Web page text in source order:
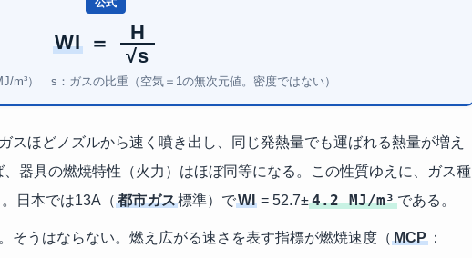
公式
WI ＝
H
√s
m³） s：ガスの比重（空気＝1の無次元値。密度ではない）
スほどノズルから速く噴き出し、同じ発熱量でも運ばれる熱量が増え
、器具の燃焼特性（火力）はほぼ同等になる。この性質ゆえに、ガス種
日本では13A（ 都市ガス標準）でWI = 52.7±4.2 MJ/m³ である。
そうはならない。燃え広がる速さを表す指標が燃焼速度（ MCP ：